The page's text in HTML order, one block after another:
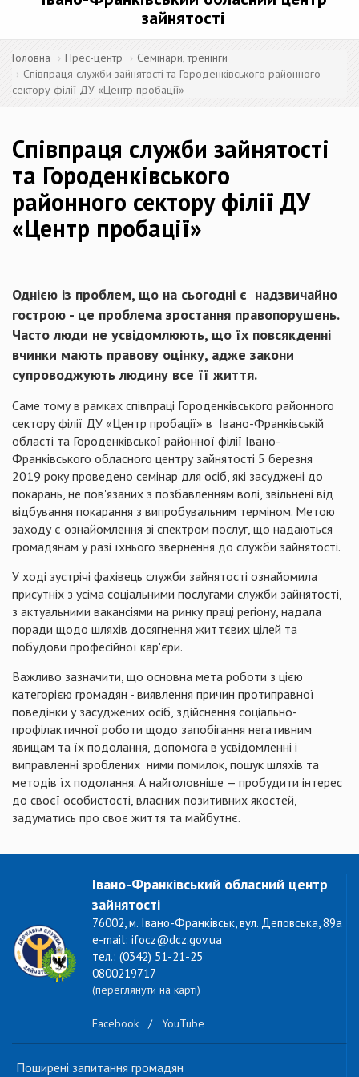
зайнятості
Головна Прес-центр
Семінари, тренінги
Співпраця служби зайнятості та Городенківського районного
сектору філії ДУ «Центр пробації»
Співпраця служби зайнятості
та Городенківського
районного сектору філії ДУ
«Центр пробації»
Однією із проблем, що на сьогодні є надзвичайно
гострою - це проблема зростання правопорушень.
Часто люди не усвідомлюють, що їх повсякденні
вчинки мають правову оцінку, адже закони
супроводжують людину все її життя.
Саме тому в рамках співпраці Городенківського районного
сектору філії ДУ «Центр пробації» в Івано-Франківській
області та Городенківської районної філії Івано-
Франківського обласного центру зайнятості 5 березня
2019 року проведено семінар для осіб, які засуджені до
покарань, не пов'язаних з позбавленням волі, звільнені від
відбування покарання з випробувальним терміном. Метою
заходу є ознайомлення зі спектром послуг, що надаються
громадянам у разі їхнього звернення до служби зайнятості.
У ході зустрічі фахівець служби зайнятості ознайомила
присутніх з усіма соціальними послугами служби зайнятості,
з актуальними вакансіями на ринку праці регіону, надала
поради щодо шляхів досягнення життєвих цілей та
побудови професійної кар'єри.
Важливо зазначити, що основна мета роботи з цією
категорією громадян - виявлення причин протиправної
поведінки у засуджених осіб, здійснення соціально-
профілактичної роботи щодо запобігання негативним
явищам та їх подолання, допомога в усвідомленні і
виправленні зроблених ними помилок, пошук шляхів та
методів їх подолання. А найголовніше — пробудити інтерес
до своєї особистості, власних позитивних якостей,
задуматись про своє життя та майбутнє.
Івано-Франківський обласний центр
зайнятості
76002, м. Івано-Франківськ, вул. Деповська, 89а
e-mail: ifocz@dcz.gov.ua
тел.: (0342) 51-21-25
0800219717
(переглянути на карті)
Facebook / YouTube
Поширені запитання громадян